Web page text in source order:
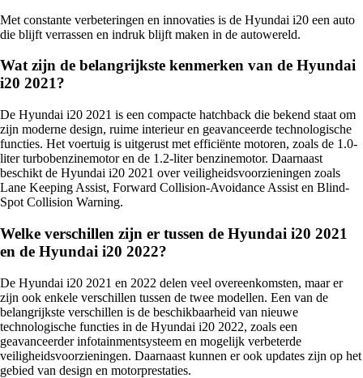
Met constante verbeteringen en innovaties is de Hyundai i20 een auto
die blijft verrassen en indruk blijft maken in de autowereld.
Wat zijn de belangrijkste kenmerken van de Hyundai
i20 2021?
De Hyundai i20 2021 is een compacte hatchback die bekend staat om
zijn moderne design, ruime interieur en geavanceerde technologische
functies. Het voertuig is uitgerust met efficiënte motoren, zoals de 1.0-
liter turbobenzinemotor en de 1.2-liter benzinemotor. Daarnaast
beschikt de Hyundai i20 2021 over veiligheidsvoorzieningen zoals
Lane Keeping Assist, Forward Collision-Avoidance Assist en Blind-
Spot Collision Warning.
Welke verschillen zijn er tussen de Hyundai i20 2021
en de Hyundai i20 2022?
De Hyundai i20 2021 en 2022 delen veel overeenkomsten, maar er
zijn ook enkele verschillen tussen de twee modellen. Een van de
belangrijkste verschillen is de beschikbaarheid van nieuwe
technologische functies in de Hyundai i20 2022, zoals een
geavanceerder infotainmentsysteem en mogelijk verbeterde
veiligheidsvoorzieningen. Daarnaast kunnen er ook updates zijn op het
gebied van design en motorprestaties.